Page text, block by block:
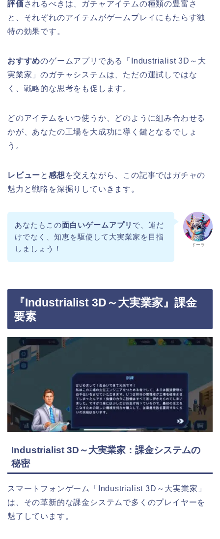
評価されるべきは、ガチャアイテムの種類の豊富さ
と、それぞれのアイテムがゲームプレイにもたらす独
特の効果です。
おすすめのゲームアプリである「Industrialist 3D～大
実業家」のガチャシステムは、ただの運試しではな
く、戦略的な思考をも促します。
どのアイテムをいつ使うか、どのように組み合わせる
かが、あなたの工場を大成功に導く鍵となるでしょ
う。
レビューと感想 を交えながら、この記事ではガチャの
魅力と戦略を深掘りしていきます。
ドーラ
あなたもこの面白いゲームアプリ で、運だ
けでなく、知恵を駆使して大実業家を目指
しましょう！
『Industrialist 3D～大実業家』課金
要素
Industrialist 3D～大実業家：課金システムの
秘密
スマートフォンゲーム「Industrialist 3D～大実業家」
は、その革新的な課金システムで多くのプレイヤーを
魅了しています。